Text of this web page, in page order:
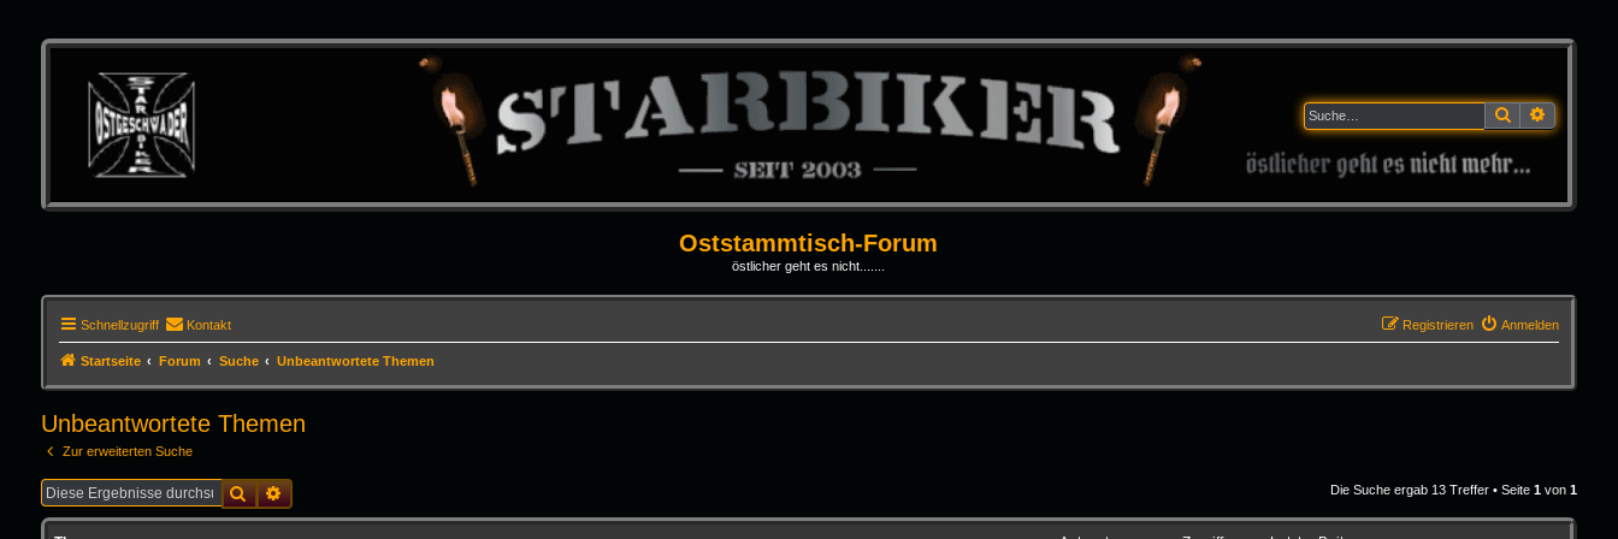
Suche
Oststammtisch-Forum
östlicher geht es nicht.......
Schnellzugriff Kontakt Anmelden
Registrieren
Startseite Forum Suche Unbeantwortete Themen
Unbeantwortete Themen
Zur erweiterten Suche
SucheErweiterte Suche Die Suche ergab 13 Treffer • Seite1 von1